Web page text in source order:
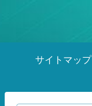
サイトマップ